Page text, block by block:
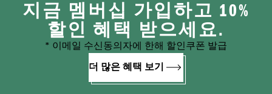
지금 멤버십 가입하고 10%
할인 혜택 받으세요.
* 이메일 수신동의자에 한해 할인쿠폰 발급
더 많은 혜택 보기